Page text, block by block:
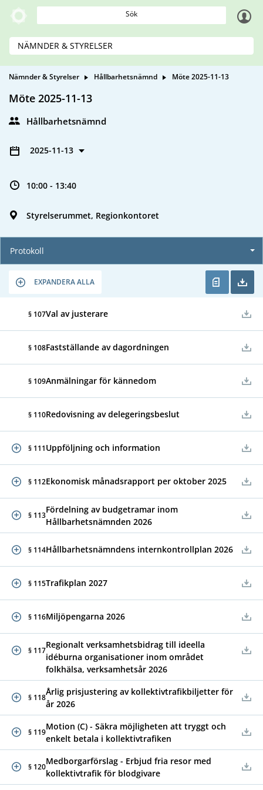
Sök
NÄMNDER & STYRELSER
Nämnder & Styrelser Hållbarhetsnämnd Möte 2025-11-13
Möte 2025-11-13
Hållbarhetsnämnd
2025-11-13
10:00 - 13:40
Styrelserummet, Regionkontoret
Protokoll
EXPANDERA ALLA
§ 107Val av justerare
§ 108Fastställande av dagordningen
§ 109Anmälningar för kännedom
§ 110Redovisning av delegeringsbeslut
§ 111Uppföljning och information
§ 112Ekonomisk månadsrapport per oktober 2025
§ 113
Fördelning av budgetramar inom
Hållbarhetsnämnden 2026
§ 114Hållbarhetsnämndens internkontrollplan 2026
§ 115Trafikplan 2027
§ 116Miljöpengarna 2026
§ 117
Regionalt verksamhetsbidrag till ideella
idéburna organisationer inom området
folkhälsa, verksamhetsår 2026
§ 118
Årlig prisjustering av kollektivtrafikbiljetter för
år 2026
§ 119
Motion (C) - Säkra möjligheten att tryggt och
enkelt betala i kollektivtrafiken
§ 120
Medborgarförslag - Erbjud fria resor med
kollektivtrafik för blodgivare